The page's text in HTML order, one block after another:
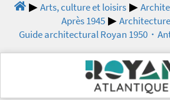
Arts, culture et loisirs
Après 1945
Guide architectural Royan 1950・